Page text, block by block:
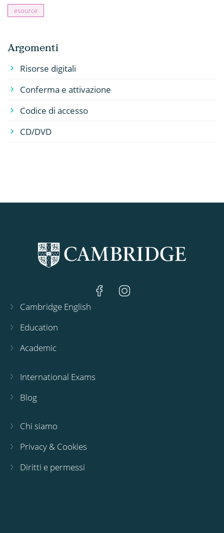
esource
Argomenti
Risorse digitali
Conferma e attivazione
Codice di accesso
CD/DVD
Cambridge English
Education
Academic
International Exams
Blog
Chi siamo
Privacy & Cookies
Diritti e permessi